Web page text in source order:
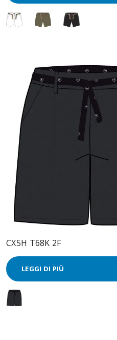
CX5H T68K 2F
LEGGI DI PIÙ